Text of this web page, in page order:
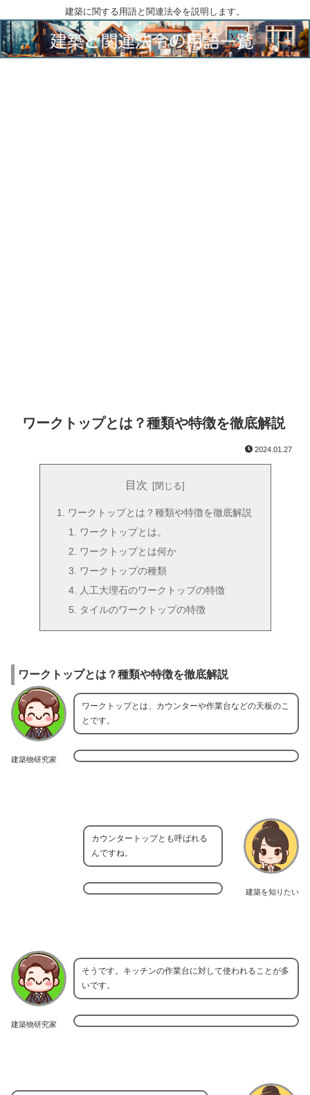
建築に関する用語と関連法令を説明します。
ワークトップとは？種類や特徴を徹底解説
2024.01.27
目次
ワークトップとは？種類や特徴を徹底解説
ワークトップとは。
ワークトップとは何か
ワークトップの種類
人工大理石のワークトップの特徴
タイルのワークトップの特徴
ワークトップとは？種類や特徴を徹底解説
建築物研究家
ワークトップとは、カウンターや作業台などの天板のこ
とです。
建築を知りたい
カウンタートップとも呼ばれる
んですね。
建築物研究家
そうです。キッチンの作業台に対して使われることが多
いです。